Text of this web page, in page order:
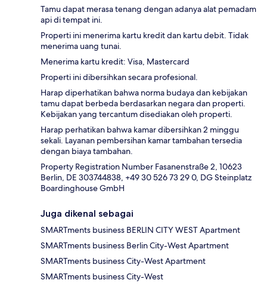
Tamu dapat merasa tenang dengan adanya alat pemadam
api di tempat ini.
Properti ini menerima kartu kredit dan kartu debit. Tidak
menerima uang tunai.
Menerima kartu kredit: Visa, Mastercard
Properti ini dibersihkan secara profesional.
Harap diperhatikan bahwa norma budaya dan kebijakan
tamu dapat berbeda berdasarkan negara dan properti.
Kebijakan yang tercantum disediakan oleh properti.
Harap perhatikan bahwa kamar dibersihkan 2 minggu
sekali. Layanan pembersihan kamar tambahan tersedia
dengan biaya tambahan.
Property Registration Number Fasanenstraße 2, 10623
Berlin, DE 303744838, +49 30 526 73 29 0, DG Steinplatz
Boardinghouse GmbH
Juga dikenal sebagai
SMARTments business BERLIN CITY WEST Apartment
SMARTments business Berlin City-West Apartment
SMARTments business City-West Apartment
SMARTments business City-West